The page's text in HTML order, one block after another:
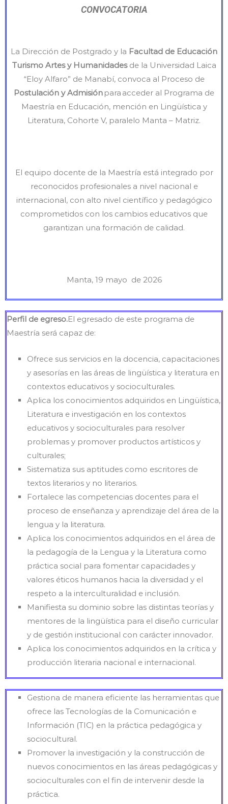
CONVOCATORIA
La Dirección de Postgrado y la Facultad de Educación
Turismo Artes y Humanidadesde la Universidad Laica
“Eloy Alfaro” de Manabí, convoca al Proceso de
Postulación y Admisión para acceder al Programa de
Maestría en Educación, mención en Lingüística y
Literatura, Cohorte V, paralelo Manta – Matriz.
El equipo docente de la Maestría está integrado por
reconocidos profesionales a nivel nacional e
internacional, con alto nivel científico y pedagógico
comprometidos con los cambios educativos que
garantizan una formación de calidad.
Manta, 19 mayo de 2026
Perfil de egreso.El egresado de este programa de
Maestría será capaz de:
Ofrece sus servicios en la docencia, capacitaciones
y asesorías en las áreas de lingüística y literatura en
contextos educativos y socioculturales.
Aplica los conocimientos adquiridos en Lingüística,
Literatura e investigación en los contextos
educativos y socioculturales para resolver
problemas y promover productos artísticos y
culturales;
Sistematiza sus aptitudes como escritores de
textos literarios y no literarios.
Fortalece las competencias docentes para el
proceso de enseñanza y aprendizaje del área de la
lengua y la literatura.
Aplica los conocimientos adquiridos en el área de
la pedagogía de la Lengua y la Literatura como
práctica social para fomentar capacidades y
valores éticos humanos hacia la diversidad y el
respeto a la interculturalidad e inclusión.
Manifiesta su dominio sobre las distintas teorías y
mentores de la lingüística para el diseño curricular
y de gestión institucional con carácter innovador.
Aplica los conocimientos adquiridos en la crítica y
producción literaria nacional e internacional.
Gestiona de manera eficiente las herramientas que
ofrece las Tecnologías de la Comunicación e
Información (TIC) en la práctica pedagógica y
sociocultural.
Promover la investigación y la construcción de
nuevos conocimientos en las áreas pedagógicas y
socioculturales con el fin de intervenir desde la
práctica.